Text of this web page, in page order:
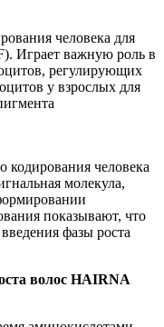
человека для
Играет важную роль в
регулирующих
у взрослых для
кодирования человека
молекула,
показывают, что
фазы роста
волос HAIRNA